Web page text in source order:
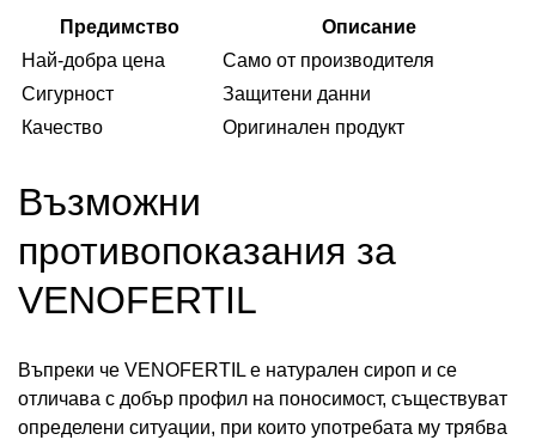
Предимство
Описание
Най-добра цена
Само от производителя
Сигурност
Защитени данни
Качество
Оригинален продукт
Възможни
противопоказания за
VENOFERTIL
Въпреки че VENOFERTIL е натурален сироп и се
отличава с добър профил на поносимост, съществуват
определени ситуации, при които употребата му трябва